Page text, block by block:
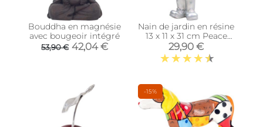
Bouddha en magnésie
avec bougeoir intégré
53,90 € 42,04 €
Nain de jardin en résine
13 x 11 x 31 cm Peace
(Argent)
29,90 €
-15%